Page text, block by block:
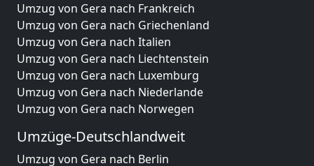
Umzug von Gera nach Frankreich
Umzug von Gera nach Griechenland
Umzug von Gera nach Italien
Umzug von Gera nach Liechtenstein
Umzug von Gera nach Luxemburg
Umzug von Gera nach Niederlande
Umzug von Gera nach Norwegen
Umzüge-Deutschlandweit
Umzug von Gera nach Berlin